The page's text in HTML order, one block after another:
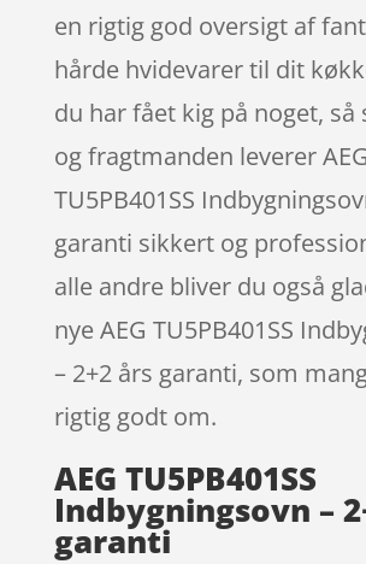
en rigtig god oversigt af
hårde hvidevarer til dit
du har fået kig på noget, så
og fragtmanden leverer AEG
TU5PB401SS
garanti sikkert og
alle andre bliver du også
nye AEG TU5PB401SS
– 2+2 års garanti, som
rigtig godt om.
AEG TU5PB401SS
Indbygningsovn –
garanti